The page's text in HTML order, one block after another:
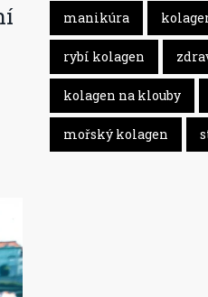
manikúra
rybí kolagen
kolagen na klouby
mořský kolagen